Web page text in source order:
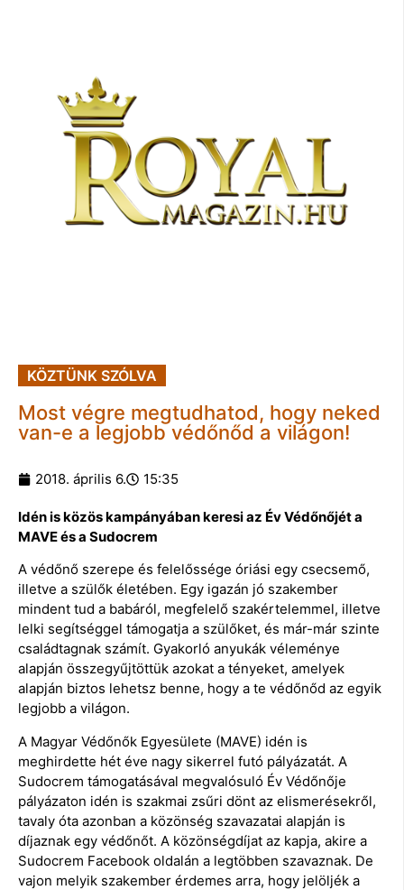
KÖZTÜNK SZÓLVA
Most végre megtudhatod, hogy neked
van-e a legjobb védőnőd a világon!
2018. április 6. 15:35
Idén is közös kampányában keresi az Év Védőnőjét a
MAVE és a Sudocrem
A védőnő szerepe és felelőssége óriási egy csecsemő,
illetve a szülők életében. Egy igazán jó szakember
mindent tud a babáról, megfelelő szakértelemmel, illetve
lelki segítséggel támogatja a szülőket, és már-már szinte
családtagnak számít. Gyakorló anyukák véleménye
alapján összegyűjtöttük azokat a tényeket, amelyek
alapján biztos lehetsz benne, hogy a te védőnőd az egyik
legjobb a világon.
A Magyar Védőnők Egyesülete (MAVE) idén is
meghirdette hét éve nagy sikerrel futó pályázatát. A
Sudocrem támogatásával megvalósuló Év Védőnője
pályázaton idén is szakmai zsűri dönt az elismerésekről,
tavaly óta azonban a közönség szavazatai alapján is
díjaznak egy védőnőt. A közönségdíjat az kapja, akire a
Sudocrem Facebook oldalán a legtöbben szavaznak. De
vajon melyik szakember érdemes arra, hogy jelöljék a